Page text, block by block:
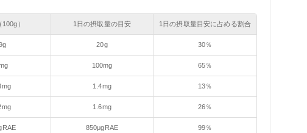
） 1日の摂取量の目安 1日の摂取量目安に占める割合
20g 30％
100mg 65％
1.4mg 13％
1.6mg 26％
850μgRAE 99％